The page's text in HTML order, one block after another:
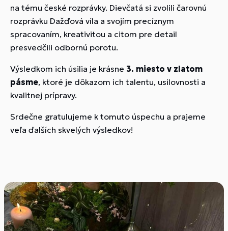
na tému české rozprávky. Dievčatá si zvolili čarovnú
rozprávku Dažďová víla a svojím precíznym
spracovaním, kreativitou a citom pre detail
presvedčili odbornú porotu.
Výsledkom ich úsilia je krásne 3. miesto v zlatom
pásme, ktoré je dôkazom ich talentu, usilovnosti a
kvalitnej prípravy.
Srdečne gratulujeme k tomuto úspechu a prajeme
veľa ďalších skvelých výsledkov!